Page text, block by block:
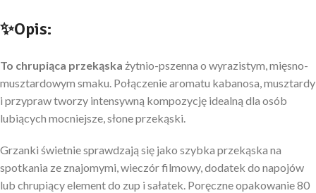
✨Opis:
To chrupiąca przekąska żytnio-pszenna o wyrazistym, mięsno-
musztardowym smaku. Połączenie aromatu kabanosa, musztardy
i przypraw tworzy intensywną kompozycję idealną dla osób
lubiących mocniejsze, słone przekąski.
Grzanki świetnie sprawdzają się jako szybka przekąska na
spotkania ze znajomymi, wieczór filmowy, dodatek do napojów
lub chrupiący element do zup i sałatek. Poręczne opakowanie 80